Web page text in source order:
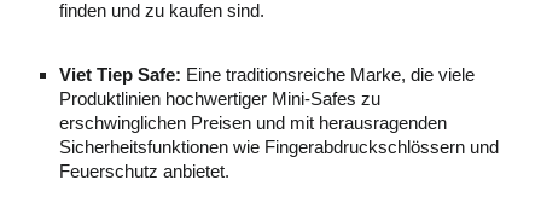
finden und zu kaufen sind.
Viet Tiep Safe: Eine traditionsreiche Marke, die viele
Produktlinien hochwertiger Mini-Safes zu
erschwinglichen Preisen und mit herausragenden
Sicherheitsfunktionen wie Fingerabdruckschlössern und
Feuerschutz anbietet.